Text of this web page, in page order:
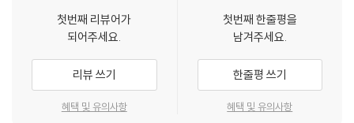
베르거는 요한복음의 깊은 수심에서 오랫동안 헤엄쳐 온 사람으로서, 이
읽기 쉬운 안내서에서 예수를 직접 목격한 목격자의 신학인 네 번째 복음
서의 신학을 보여 준다. 학생과 목회자 모두 이 작은 입문서를 통해 이 중요
한 복음에 대한 새로운 통찰을 얻을 수 있을 것이다.
- 벤 위더링턴 3세 (애즈버리 신학교 신약학 박사 과정 에이머스 석좌 교수)
첫번째 리뷰어가
되어주세요.
리뷰 쓰기
혜택 및 유의사항
첫번째 한줄평을
남겨주세요.
한줄평 쓰기
혜택 및 유의사항